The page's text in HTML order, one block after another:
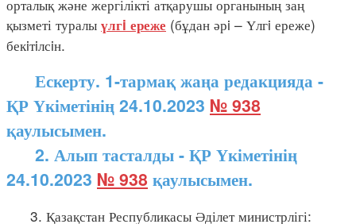
орталық және жергілікті атқарушы органының заң
қызметі туралы үлгi ереже (бұдан әрi – Үлгi ереже)
бекiтiлсiн.
Ескерту. 1-тармақ жаңа редакцияда -
ҚР Үкіметінің 24.10.2023 № 938
қаулысымен.
2. Алып тасталды - ҚР Үкіметінің
24.10.2023 № 938 қаулысымен.
3. Қазақстан Республикасы Әділет министрлігі: